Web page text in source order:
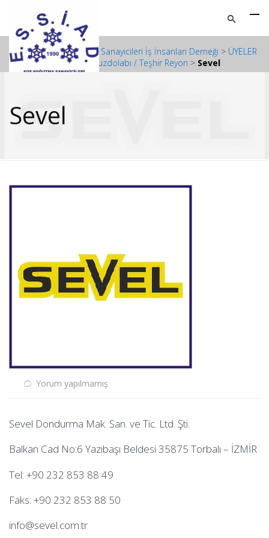
ESSİAD - Ege Soğutma Sanayicileri İş İnsanları Derneği > ÜYELER
Ticari Tip Buzdolabı / Teşhir Reyon > Sevel
Sevel
Yorum yapılmamış
Sevel Dondurma Mak. San. ve Tic. Ltd. Şti.
Balkan Cad No:6 Yazıbaşı Beldesi 35875 Torbalı – İZMİR
Tel: +90 232 853 88 49
Faks: +90 232 853 88 50
info@sevel.com.tr